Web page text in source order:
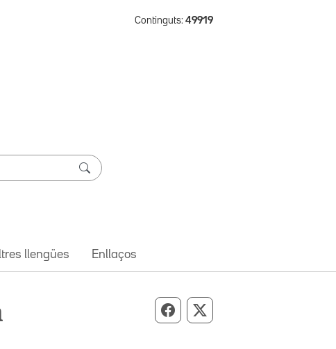
Continguts: 49919
llengües Enllaços
Compartir per Facebook
Compartir per X